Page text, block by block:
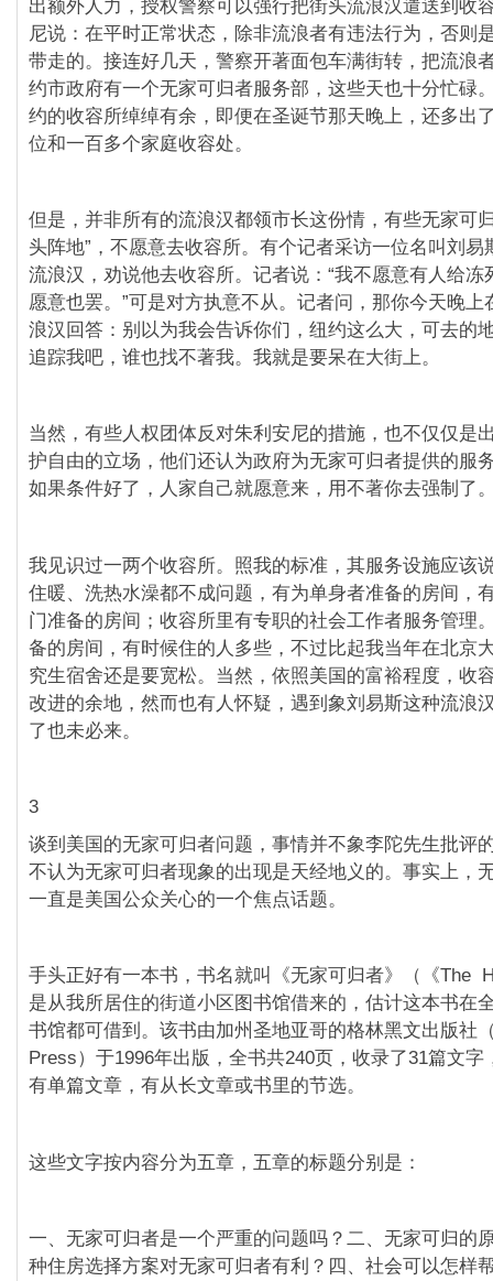
出额外人力，授权警察可以强行把街头流浪汉遣送到收
尼说：在平时正常状态，除非流浪者有违法行为，否则
带走的。接连好几天，警察开著面包车满街转，把流浪
约市政府有一个无家可归者服务部，这些天也十分忙碌
约的收容所绰绰有余，即便在圣诞节那天晚上，还多出
位和一百多个家庭收容处。
但是，并非所有的流浪汉都领市长这份情，有些无家可
头阵地”，不愿意去收容所。有个记者采访一位名叫刘易
流浪汉，劝说他去收容所。记者说：“我不愿意有人给冻
愿意也罢。”可是对方执意不从。记者问，那你今天晚上
浪汉回答：别以为我会告诉你们，纽约这么大，可去的
追踪我吧，谁也找不著我。我就是要呆在大街上。
当然，有些人权团体反对朱利安尼的措施，也不仅仅是
护自由的立场，他们还认为政府为无家可归者提供的服
如果条件好了，人家自己就愿意来，用不著你去强制了
我见识过一两个收容所。照我的标准，其服务设施应该
住暖、洗热水澡都不成问题，有为单身者准备的房间，
门准备的房间；收容所里有专职的社会工作者服务管理
备的房间，有时候住的人多些，不过比起我当年在北京
究生宿舍还是要宽松。当然，依照美国的富裕程度，收
改进的余地，然而也有人怀疑，遇到象刘易斯这种流浪
了也未必来。
3
谈到美国的无家可归者问题，事情并不象李陀先生批评
不认为无家可归者现象的出现是天经地义的。事实上，
一直是美国公众关心的一个焦点话题。
手头正好有一本书，书名就叫《无家可归者》（《The
是从我所居住的街道小区图书馆借来的，估计这本书在
书馆都可借到。该书由加州圣地亚哥的格林黑文出版社
Press）于1996年出版，全书共240页，收录了31篇文字
有单篇文章，有从长文章或书里的节选。
这些文字按内容分为五章，五章的标题分别是：
一、无家可归者是一个严重的问题吗？二、无家可归的
种住房选择方案对无家可归者有利？四、社会可以怎样